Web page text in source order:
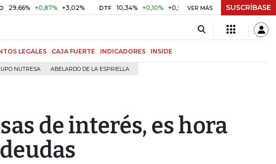
+0,87% +3,02% DTF 10,34% +0,10% +0,98% UVR $ 416,91 +$ 0,05 +0,01%
VER MÁS SUSCRÍBASE
LEGALES CAJA FUERTE INDICADORES INSIDE
NUTRESA ABELARDO DE LA ESPRIELLA
de interés, es hora